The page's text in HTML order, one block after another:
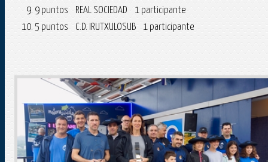
9 puntos REAL SOCIEDAD 1 participante
5 puntos C.D. IRUTXULOSUB 1 participante